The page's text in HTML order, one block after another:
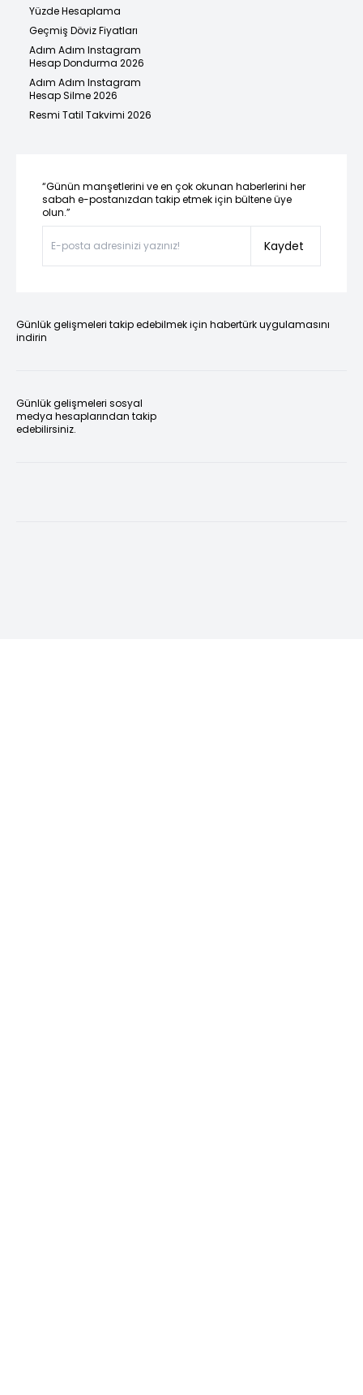
Yüzde Hesaplama
Geçmiş Döviz Fiyatları
Adım Adım Instagram
Hesap Dondurma 2026
Adım Adım Instagram
Hesap Silme 2026
Resmi Tatil Takvimi 2026
“Günün manşetlerini ve en çok okunan haberlerini her
sabah e-postanızdan takip etmek için bültene üye
olun.”
Kaydet
Günlük gelişmeleri takip edebilmek için habertürk uygulamasını
indirin
Günlük gelişmeleri sosyal
medya hesaplarından takip
edebilirsiniz.